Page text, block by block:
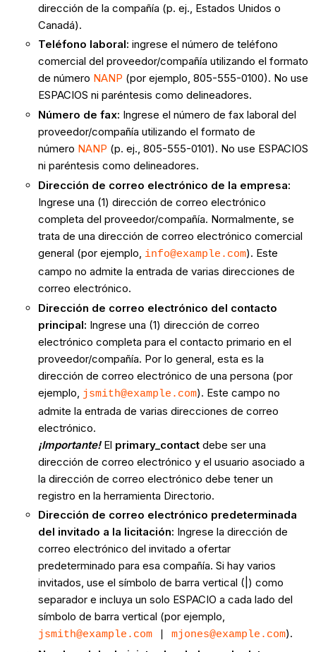
dirección de la compañía (p. ej., Estados Unidos o
Canadá).
Teléfono laboral: ingrese el número de teléfono
comercial del proveedor/compañía utilizando el formato
de número NANP (por ejemplo, 805-555-0100). No use
ESPACIOS ni paréntesis como delineadores.
Número de fax: Ingrese el número de fax laboral del
proveedor/compañía utilizando el formato de
número NANP (p. ej., 805-555-0101). No use ESPACIOS
ni paréntesis como delineadores.
Dirección de correo electrónico de la empresa:
Ingrese una (1) dirección de correo electrónico
completa del proveedor/compañía. Normalmente, se
trata de una dirección de correo electrónico comercial
general (por ejemplo, info@example.com). Este
campo no admite la entrada de varias direcciones de
correo electrónico.
Dirección de correo electrónico del contacto
principal: Ingrese una (1) dirección de correo
electrónico completa para el contacto primario en el
proveedor/compañía. Por lo general, esta es la
dirección de correo electrónico de una persona (por
ejemplo, jsmith@example.com). Este campo no
admite la entrada de varias direcciones de correo
electrónico.
¡Importante! El primary_contactdebe ser una
dirección de correo electrónico y el usuario asociado a
la dirección de correo electrónico debe tener un
registro en la herramienta Directorio.
Dirección de correo electrónico predeterminada
del invitado a la licitación: Ingrese la dirección de
correo electrónico del invitado a ofertar
predeterminado para esa compañía. Si hay varios
invitados, use el símbolo de barra vertical (|) como
separador e incluya un solo ESPACIO a cada lado del
símbolo de barra vertical (por ejemplo,
jsmith@example.com| mjones@example.com).